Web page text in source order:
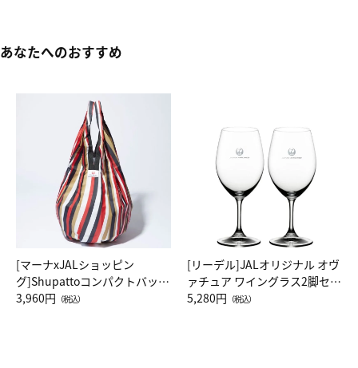
あなたへのおすすめ
[マーナxJALショッピン
グ]Shupattoコンパクトバッグ
Drop JAL客室乗務員（LC）ス
3,960円 （税込）
[リーデル]JALオリジナル オヴ
ァチュア ワイングラス2脚セッ
ト（レッドワイン）
5,280円 （税込）